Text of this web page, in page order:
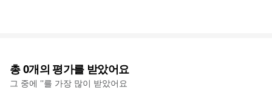
총0개의 평가를 받았어요
그 중에 ''를 가장 많이 받았어요